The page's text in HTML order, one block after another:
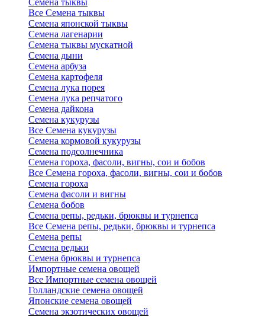
Семена тыквы
Все Семена тыквы
Семена японской тыквы
Семена лагенарии
Семена тыквы мускатной
Семена дыни
Семена арбуза
Семена картофеля
Семена лука порея
Семена лука репчатого
Семена дайкона
Семена кукурузы
Все Семена кукурузы
Семена кормовой кукурузы
Семена подсолнечника
Семена гороха, фасоли, вигны, сои и бобов
Все Семена гороха, фасоли, вигны, сои и бобов
Семена гороха
Семена фасоли и вигны
Семена бобов
Семена репы, редьки, брюквы и турнепса
Все Семена репы, редьки, брюквы и турнепса
Семена репы
Семена редьки
Семена брюквы и турнепса
Импортные семена овощей
Все Импортные семена овощей
Голландские семена овощей
Японские семена овощей
Семена экзотических овощей